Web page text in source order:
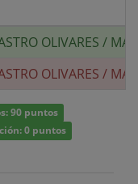
OLIVARES /
OLIVARES /
90 puntos
0 puntos